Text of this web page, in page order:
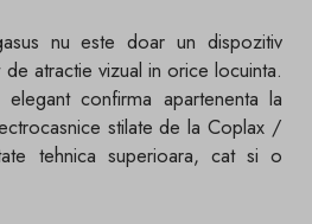
nu este doar un dispozitiv
atractie vizual in orice locuinta.
confirma apartenenta la
stilate de la Coplax /
tehnica superioara, cat si o